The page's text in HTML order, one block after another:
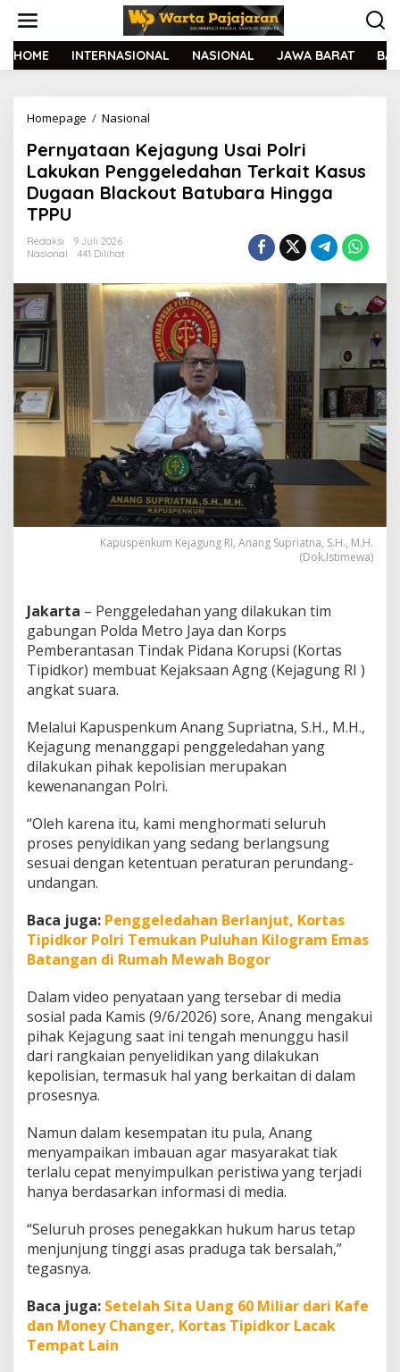
t
HOME INTERNASIONAL NASIONAL JAWA BARAT
Homepage / Nasional
r
n
y
a
e
a
g
u
n
g
U
s
a
i
P
o
l
r
i
L
k
a
n
P
e
g
e
l
e
d
h
a
n
T
k
a
i
t
a
s
u
s
D
u
a
n
B
l
a
k
o
u
a
t
u
Pernyataan Kejagung Usai Polri
Lakukan Penggeledahan Terkait Kasus
Dugaan Blackout Batubara Hingga
TPPU
Redaksi
9 Juli 2026
Nasional
441 Dilihat
Kapuspenkum Kejagung RI, Anang Supriatna, S.H., M.H.
(Dok.Istimewa)
Jakarta – Penggeledahan yang dilakukan tim
gabungan Polda Metro Jaya dan Korps
Pemberantasan Tindak Pidana Korupsi (Kortas
Tipidkor) membuat Kejaksaan Agng (Kejagung RI )
angkat suara.
Melalui Kapuspenkum Anang Supriatna, S.H., M.H.,
Kejagung menanggapi penggeledahan yang
dilakukan pihak kepolisian merupakan
kewenanangan Polri.
“Oleh karena itu, kami menghormati seluruh
proses penyidikan yang sedang berlangsung
sesuai dengan ketentuan peraturan perundang-
undangan.
Baca juga: Penggeledahan Berlanjut, Kortas
Tipidkor Polri Temukan Puluhan Kilogram Emas
Batangan di Rumah Mewah Bogor
Dalam video penyataan yang tersebar di media
sosial pada Kamis (9/6/2026) sore, Anang mengakui
pihak Kejagung saat ini tengah menunggu hasil
dari rangkaian penyelidikan yang dilakukan
kepolisian, termasuk hal yang berkaitan di dalam
prosesnya.
Namun dalam kesempatan itu pula, Anang
menyampaikan imbauan agar masyarakat tiak
terlalu cepat menyimpulkan peristiwa yang terjadi
hanya berdasarkan informasi di media.
“Seluruh proses penegakkan hukum harus tetap
menjunjung tinggi asas praduga tak bersalah,”
tegasnya.
Baca juga: Setelah Sita Uang 60 Miliar dari Kafe
dan Money Changer, Kortas Tipidkor Lacak
Tempat Lain